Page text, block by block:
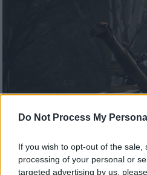
Do Not Process My
If you wish to opt-out of the
processing of your personal or
targeted advertising by us,